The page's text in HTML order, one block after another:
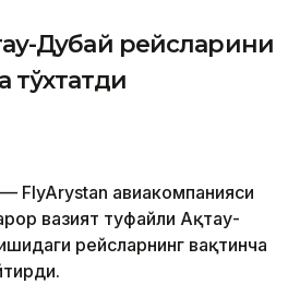
Дубай рейсларини
тўхтатди
FlyArystan авиакомпанияси
вазият туфайли Ақтау-
рейсларнинг вақтинча